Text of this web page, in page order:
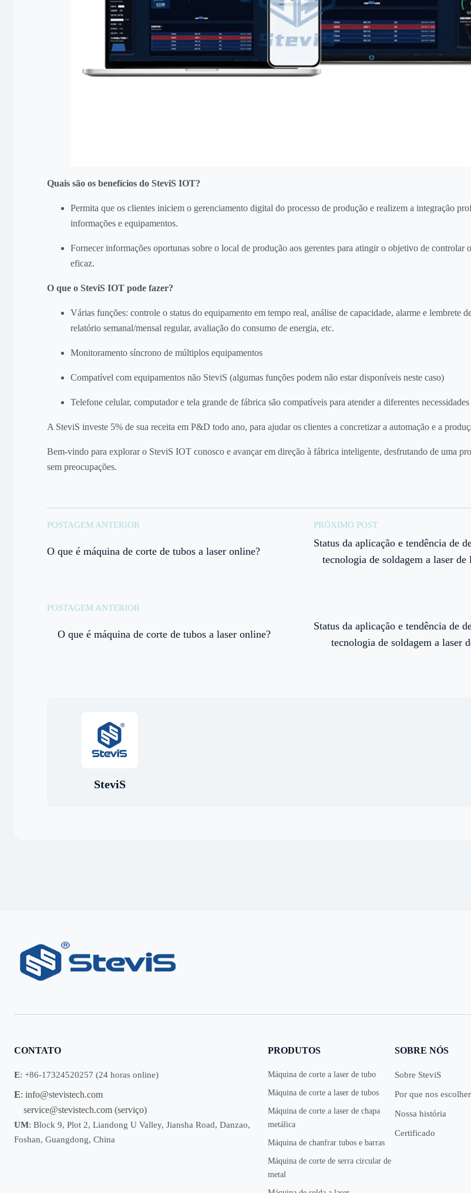
Quais são os benefícios do SteviS IOT?
Permita que os clientes iniciem o gerenciamento digital do processo de produção e realizem a integração
informações e equipamentos.
Fornecer informações oportunas sobre o local de produção aos gerentes para atingir o objetivo de controlar
eficaz.
O que o SteviS IOT pode fazer?
Várias funções: controle o status do equipamento em tempo real, análise de capacidade, alarme e lembrete
relatório semanal/mensal regular, avaliação do consumo de energia, etc.
Monitoramento síncrono de múltiplos equipamentos
Compatível com equipamentos não SteviS (algumas funções podem não estar disponíveis neste caso)
Telefone celular, computador e tela grande de fábrica são compatíveis para atender a diferentes necessidades
A SteviS investe 5% de sua receita em P&D todo ano, para ajudar os clientes a concretizar a automação e a
Bem-vindo para explorar o SteviS IOT conosco e avançar em direção à fábrica inteligente, desfrutando de uma
sem preocupações.
POSTAGEM ANTERIOR
O que é máquina de corte de tubos a laser online?
PRÓXIMO POST
Status da aplicação e tendência de
tecnologia de soldagem a laser
POSTAGEM ANTERIOR
O que é máquina de corte de tubos a laser online?
Status da aplicação e tendência de
tecnologia de soldagem a laser
SteviS
CONTATO
E: +86-17324520257 (24 horas online)
E: info@stevistech.com
service@stevistech.com (serviço)
UM: Block 9, Plot 2, Liandong U Valley, Jiansha Road, Danzao,
Foshan, Guangdong, China
PRODUTOS
Máquina de corte a laser de tubo
Máquina de corte a laser de tubos
Máquina de corte a laser de chapa
metálica
Máquina de chanfrar tubos e barras
Máquina de corte de serra circular de
metal
SOBRE NÓS
Sobre SteviS
Por que nos escolher
Nossa história
Certificado